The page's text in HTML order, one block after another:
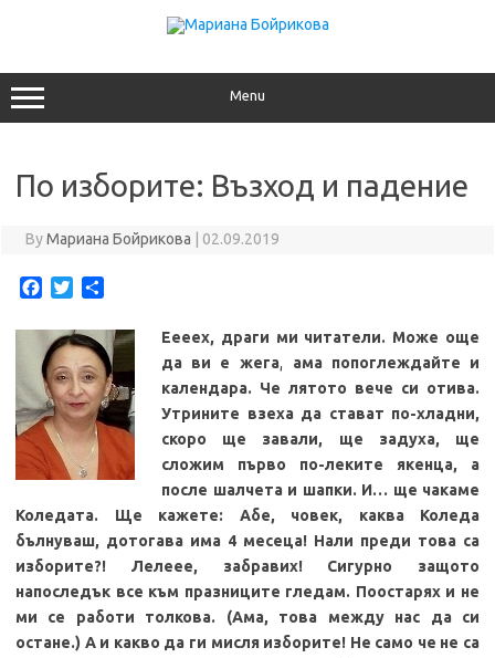
Menu
По изборите: Възход и падение
ByМариана Бойрикова 02.09.2019
c
e
b
o
o
k
i
t
t
e
r
a
r
e
Еееех, драги ми читатели. Може още
да ви е жега, ама попоглеждайте и
календара. Че лятото вече си отива.
Утрините взеха да стават по-хладни,
скоро ще завали, ще задуха, ще
сложим първо по-леките якенца, а
после шалчета и шапки. И… ще чакаме
Коледата. Ще кажете: Абе, човек, каква Коледа
бълнуваш, дотогава има 4 месеца! Нали преди това са
изборите?! Лелеее, забравих! Сигурно защото
напоследък все към празниците гледам. Поостарях и не
ми се работи толкова. (Ама, това между нас да си
остане.) А и какво да ги мисля изборите! Не само че не са